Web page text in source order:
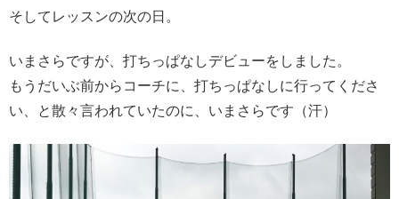
そしてレッスンの次の日。
いまさらですが、打ちっぱなしデビューをしました。
もうだいぶ前からコーチに、打ちっぱなしに行ってくださ
い、と散々言われていたのに、いまさらです（汗）